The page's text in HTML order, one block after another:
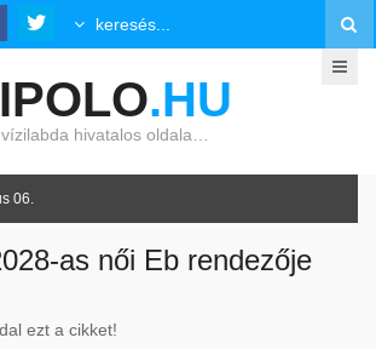
.HU
hivatalos oldala…
06.
as női Eb rendezője
ezt a cikket!